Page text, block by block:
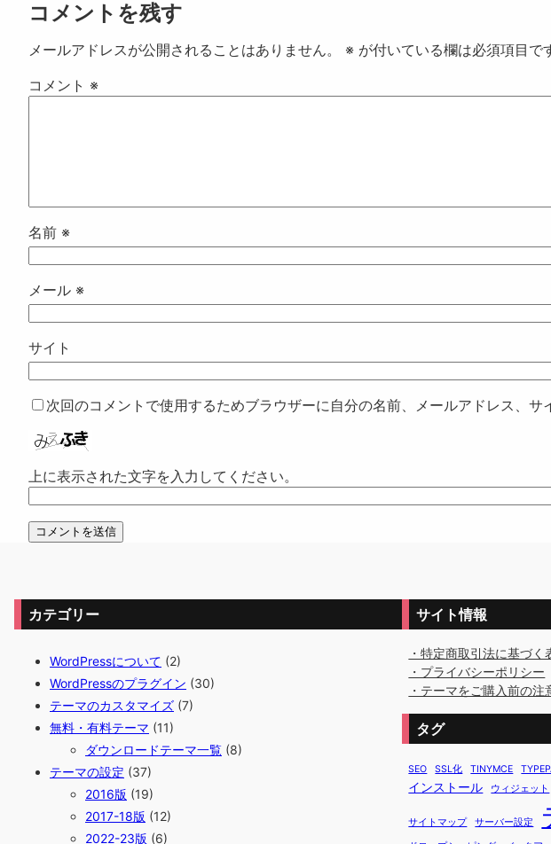
コメントを残す
メールアドレスが公開されることはありません。 ※ が付いている欄は必須項目で
コメント ※
名前 ※
メール ※
サイト
次回のコメントで使用するためブラウザーに自分の名前、メールアドレス、サ
上に表示された文字を入力してください。
カテゴリー
WordPressについて (2)
WordPressのプラグイン (30)
テーマのカスタマイズ (7)
無料・有料テーマ (11)
ダウンロードテーマ一覧 (8)
テーマの設定 (37)
2016版 (19)
2017-18版 (12)
2022-23版 (6)
サイト情報
・特定商取引法に基づく
・プライバシーポリシー
・テーマをご購入前の注
タグ
SEO SSL化 TINYMCE
インストール
ウィジェット
サイトマップ サーバー設定